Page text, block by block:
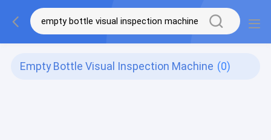
Empty Bottle Visual Inspection Machine (0)